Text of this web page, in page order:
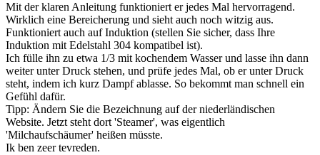
Mit der klaren Anleitung funktioniert er jedes Mal hervorragend.
Wirklich eine Bereicherung und sieht auch noch witzig aus.
Funktioniert auch auf Induktion (stellen Sie sicher, dass Ihre
Induktion mit Edelstahl 304 kompatibel ist).
Ich fülle ihn zu etwa 1/3 mit kochendem Wasser und lasse ihn dann
weiter unter Druck stehen, und prüfe jedes Mal, ob er unter Druck
steht, indem ich kurz Dampf ablasse. So bekommt man schnell ein
Gefühl dafür.
Tipp: Ändern Sie die Bezeichnung auf der niederländischen
Website. Jetzt steht dort 'Steamer', was eigentlich
'Milchaufschäumer' heißen müsste.
Ik ben zeer tevreden.